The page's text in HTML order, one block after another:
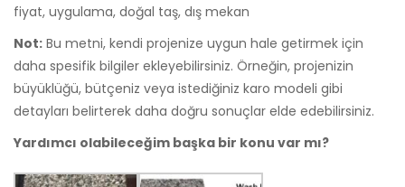
fiyat, uygulama, doğal taş, dış mekan
Not: Bu metni, kendi projenize uygun hale getirmek için
daha spesifik bilgiler ekleyebilirsiniz. Örneğin, projenizin
büyüklüğü, bütçeniz veya istediğiniz karo modeli gibi
detayları belirterek daha doğru sonuçlar elde edebilirsiniz.
Yardımcı olabileceğim başka bir konu var mı?